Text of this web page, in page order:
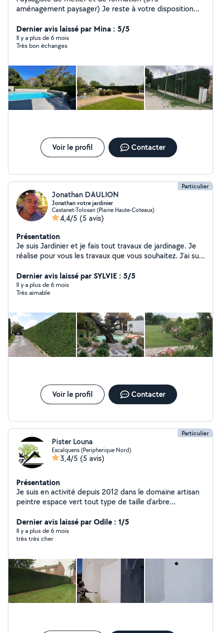
aménagement paysager) Je reste à votre disposition
Dernier avis laissé par Mina : 5/5
Il y a plus de 6 mois
Très bon échanges
Voir le profil Contacter
Particulier
Jonathan DAULION
Jonathan votre jardinier
Castanet-Tolosan (Plaine Haute-Coteaux)
4,4/5 (5 avis)
Présentation
Je suis Jardinier et je fais tout travaux de jardinage. Je
réalise pour vous les travaux que vous souhaitez. J'ai suis
à me contacter pour un devis, je me déplace
gratuitement. Paiement : Chèque, cesu, ecesu...
Intervention soignée.
Dernier avis laissé par SYLVIE : 5/5
Il y a plus de 6 mois
Très aimable
Voir le profil Contacter
Particulier
Pister Louna
Escalquens (Peripherique Nord)
3,4/5 (5 avis)
Présentation
Je suis en activité depuis 2012 dans le domaine artisan
peintre espace vert tout type de taille d'arbre
Dernier avis laissé par Odile : 1/5
Il y a plus de 6 mois
très très cher